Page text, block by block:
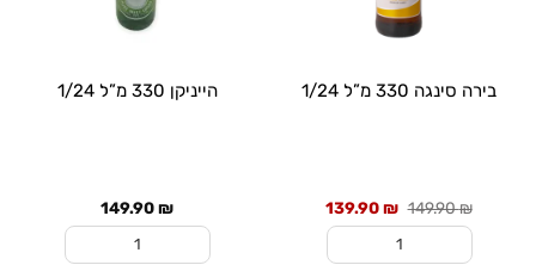
בירה סינגה 330 מ”ל 1/24
149.90₪
מחיר
קודם
היה:
149.90 ₪.
139.90₪
מחיר
139.90 ₪.
כמות של בירה סינגה 330 מ"ל 1/24
הייניקן 330 מ”ל 1/24
149.90₪
כמות של הייניקן 330 מ"ל 1/24